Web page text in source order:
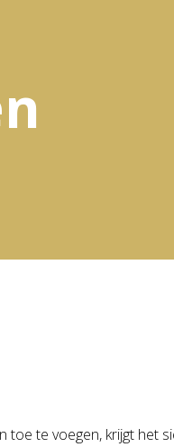
te voegen, krijgt het